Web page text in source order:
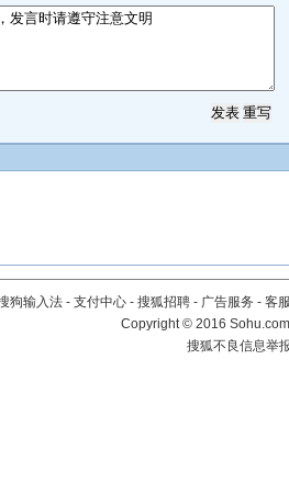
狗输入法 - 支付中心 - 搜狐招聘 - 广告服务 - 客
Copyright©2016
搜狐不良信息举